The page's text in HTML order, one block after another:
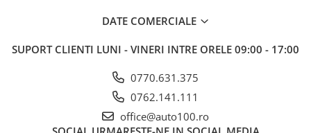
DATE COMERCIALE
SUPORT CLIENTI LUNI - VINERI INTRE ORELE 09:00 - 17:00
0770.631.375
0762.141.111
office@auto100.ro